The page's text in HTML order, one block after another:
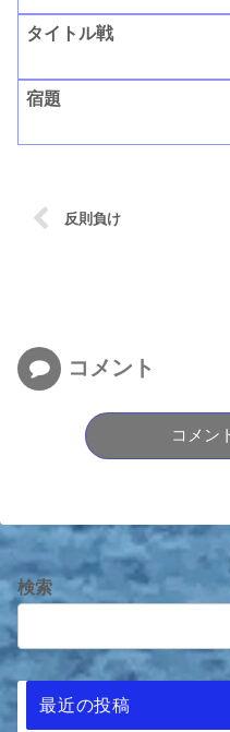
タイトル戦
宿題
反則負け
コメント
コメン
検索
最近の投稿